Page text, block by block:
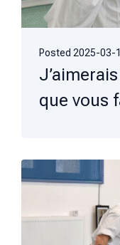
Posted 2025-03-
que vous